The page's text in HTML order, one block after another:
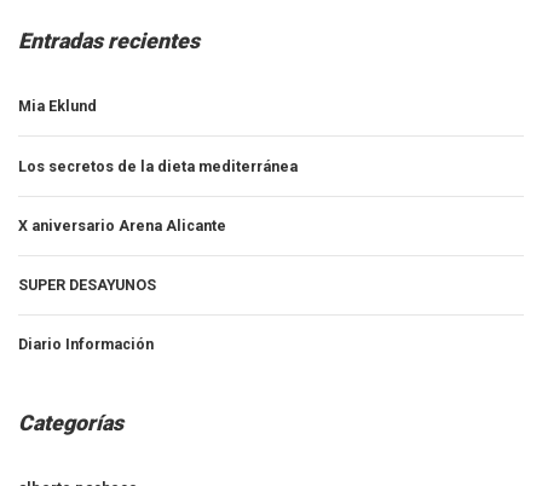
Entradas recientes
Mia Eklund
Los secretos de la dieta mediterránea
X aniversario Arena Alicante
SUPER DESAYUNOS
Diario Información
Categorías